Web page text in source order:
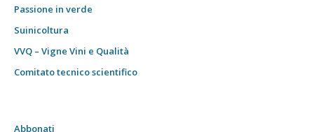
Passione in verde
Suinicoltura
VVQ – Vigne Vini e Qualità
Comitato tecnico scientifico
Abbonati